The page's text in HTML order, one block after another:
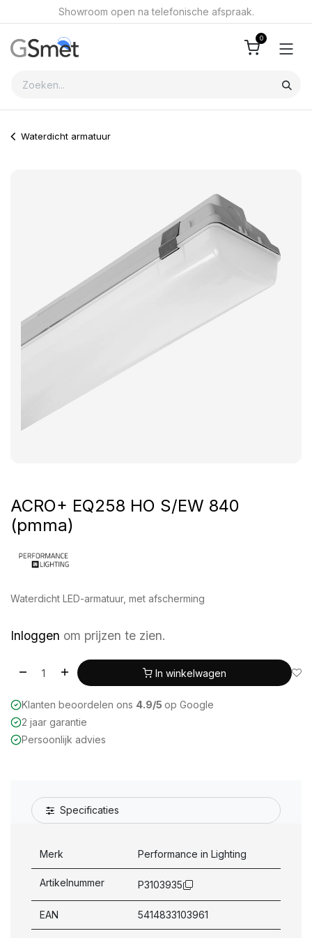
Overslaan naar inhoudShowroom open na telefonische afspraak.
0
Waterdicht armatuur
ACRO+ EQ258 HO S/EW 840
(pmma)
Waterdicht LED-armatuur, met afscherming
Inloggen om prijzen te zien.
In winkelwagen
Klanten beoordelen ons 4.9/5 op Google
2 jaar garantie
Persoonlijk advies
Specificaties
Merk Performance in Lighting
Artikelnummer P3103935
EAN 5414833103961